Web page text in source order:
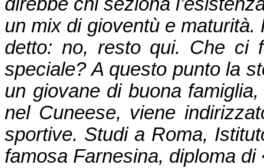
direbbe chi seziona
un mix di gioventù e maturità.
detto: no, resto qui. Che ci
speciale? A questo punto la
un giovane di buona
nel Cuneese, viene
sportive. Studi a Roma,
famosa Farnesina, diploma